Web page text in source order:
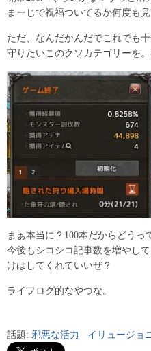
まーじで祝福ついてるか何度も見
ただ、なんだかんだでこれでも
守りたいこのクソカテゴリーを。
まぁ本当に？100本だからどうっ
今後もシコシコ記事数を増やし
けはしてくれていいぜ？
ライフログ的なやつな。
話題: 邪悪な活力 イリュージョ